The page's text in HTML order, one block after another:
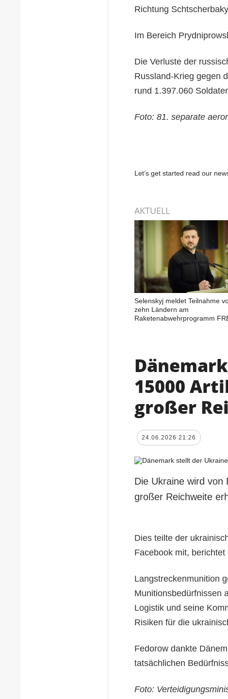
Richtung
Im Bereich
Die Verluste der
Russland-Krieg gegen
rund 1.397.060
Foto: 81. separate
Let’s get started read our
AKTUELL
Selenskyj meldet Teilnahme
zehn Ländern am
Raketenabwehrprogramm
15000
großer
24.06.2026 21:26
Die Ukraine wird von
großer Reichweite
Dies teilte der
Facebook mit, berichtet
Langstreckenmunition
Munitionsbedürfnissen
Logistik und seine
Risiken für die
Fedorow dankte
tatsächlichen
Foto: